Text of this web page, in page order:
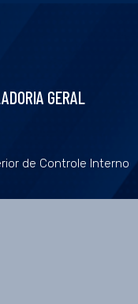
GERAL
de Controle Interno